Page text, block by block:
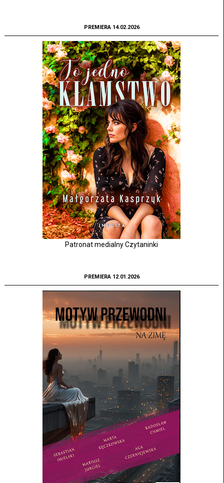
PREMIERA 14.02.2026
Patronat medialny Czytaninki
PREMIERA 12.01.2026